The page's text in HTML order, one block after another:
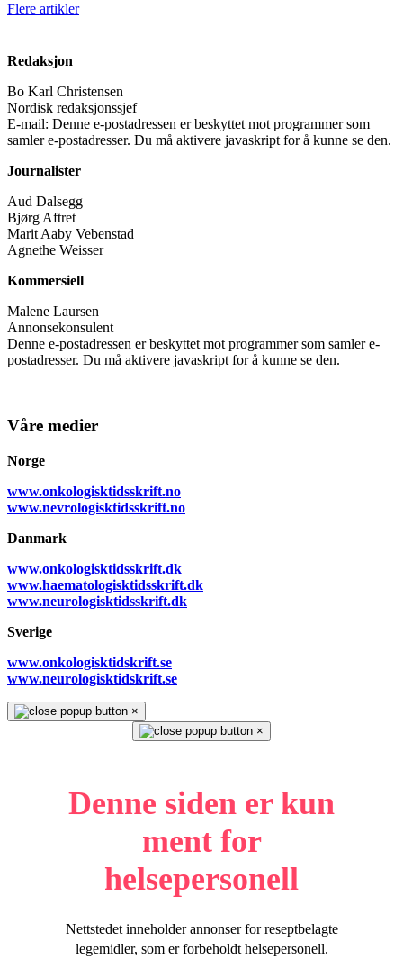
Flere artikler
Redaksjon
Bo Karl Christensen
Nordisk redaksjonssjef
E-mail: Denne e-postadressen er beskyttet mot programmer som
samler e-postadresser. Du må aktivere javaskript for å kunne se den.
Journalister
Aud Dalsegg
Bjørg Aftret
Marit Aaby Vebenstad
Agnethe Weisser
Kommersiell
Malene Laursen
Annonsekonsulent
Denne e-postadressen er beskyttet mot programmer som samler e-
postadresser. Du må aktivere javaskript for å kunne se den.
Våre medier
Norge
www.onkologisktidsskrift.no
www.nevrologisktidsskrift.no
Danmark
www.onkologisktidsskrift.dk
www.haematologisktidsskrift.dk
www.neurologisktidsskrift.dk
Sverige
www.onkologisktidskrift.se
www.neurologisktidskrift.se
×
×
Denne siden er kun
ment for
helsepersonell
Nettstedet inneholder annonser for reseptbelagte
legemidler, som er forbeholdt helsepersonell.